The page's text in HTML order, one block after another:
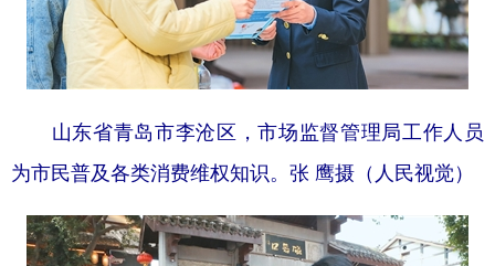
食品 人居 信息化 数字经济
学术中国 乡村振兴 银龄 溯源中国
文化产业
山东省青岛市李沧区，市场监督管理局工作人员
为市民普及各类消费维权知识。张 鹰摄（人民视觉）